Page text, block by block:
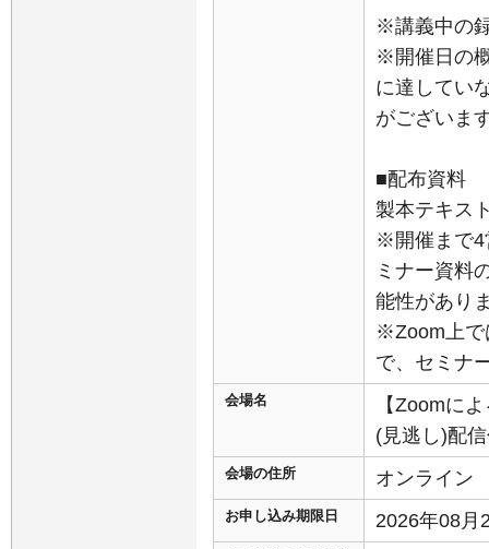
※講義中の
※開催日の
に達してい
がございま
■配布資料
製本テキス
※開催まで4
ミナー資料
能性があり
※Zoom上で
で、セミナ
会場名
【Zoomに
(見逃し)配
会場の住所 オンライン
お申し込み期限日 2026年08月